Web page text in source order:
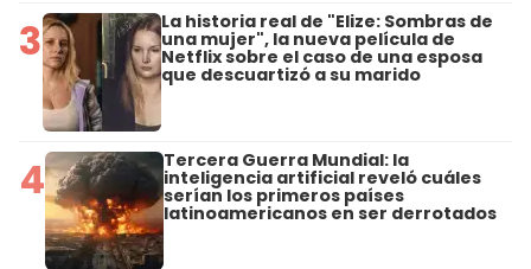
3 La historia real de "Elize: Sombras de
una mujer", la nueva película de
Netflix sobre el caso de una esposa
que descuartizó a su marido
4 Tercera Guerra Mundial: la
inteligencia artificial reveló cuáles
serían los primeros países
latinoamericanos en ser derrotados